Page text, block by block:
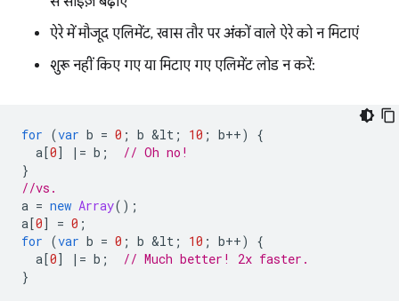
ऐरे में मौजूद एलिमेंट, खास तौर पर अंकों वाले ऐरे को न मिटाएं
शुरू नहीं किए गए या मिटाए गए एलिमेंट लोड न करें:
for (var b = 0 ; b &lt ; 10 ; b++)
{
a[0] |= b ;
// Oh no!
}
//vs.
a = new Array();
a[0] = 0 ;
for (var b = 0 ; b &lt ; 10 ; b++)
{
a[0] |= b ;
// Much better! 2x faster.
}